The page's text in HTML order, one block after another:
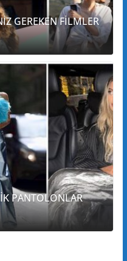
GEREKEN FİLMLER
PANTOLONLAR